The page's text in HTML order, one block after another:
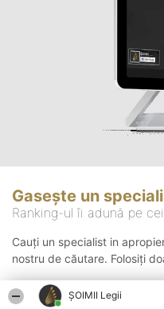
ȘOIMII Legii
Gasește un
Ranking-ul îi adună pe
Cauți un specialist in
nostru de căutare. Folosiți